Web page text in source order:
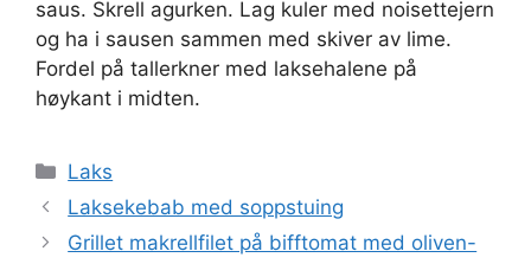
saus. Skrell agurken. Lag kuler med noisettejern
og ha i sausen sammen med skiver av lime.
Fordel på tallerkner med laksehalene på
høykant i midten.
Kategorier
Laks
Laksekebab med soppstuing
Grillet makrellfilet på bifftomat med oliven-